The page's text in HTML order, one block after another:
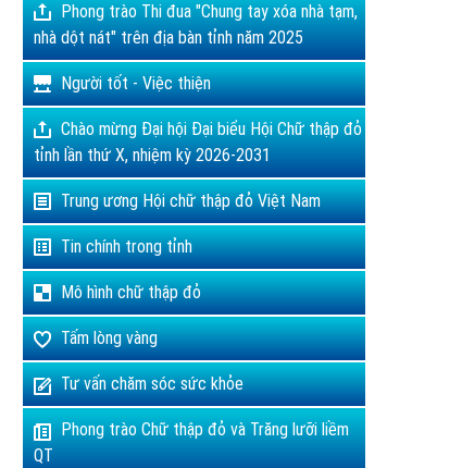
Phong trào Thi đua "Chung tay xóa nhà tạm,
nhà dột nát" trên địa bàn tỉnh năm 2025
Người tốt - Việc thiện
Chào mừng Đại hội Đại biểu Hội Chữ thập đỏ
tỉnh lần thứ X, nhiệm kỳ 2026-2031
Trung ương Hội chữ thập đỏ Việt Nam
Tin chính trong tỉnh
Mô hình chữ thập đỏ
Tấm lòng vàng
Tư vấn chăm sóc sức khỏe
Phong trào Chữ thập đỏ và Trăng lưỡi liềm
QT